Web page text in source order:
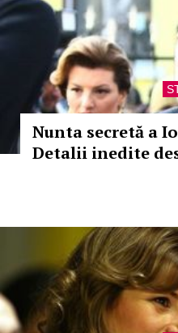
Nunta secretă a
Detalii inedite